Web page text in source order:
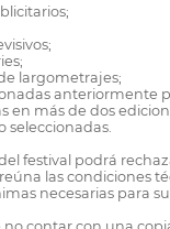
largometrajes;
anteriormente
en más de dos
seleccionadas.
festival podrá
las condiciones
necesarias para